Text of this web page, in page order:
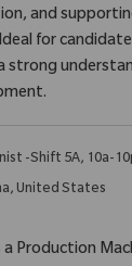
and
for
strong
-Shift 5A, 10a-
United States
a Production